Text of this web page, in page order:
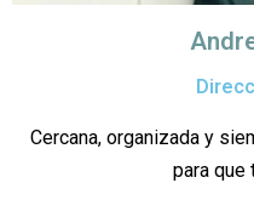
Cercana, organizada y
para que